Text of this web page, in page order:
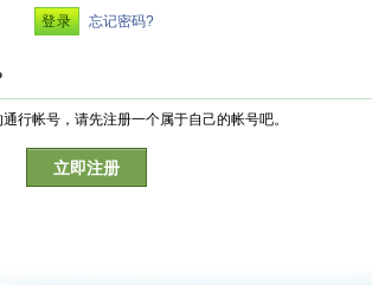
忘记密码?
行帐号，请先注册一个属于自己的帐号吧。
立即注册